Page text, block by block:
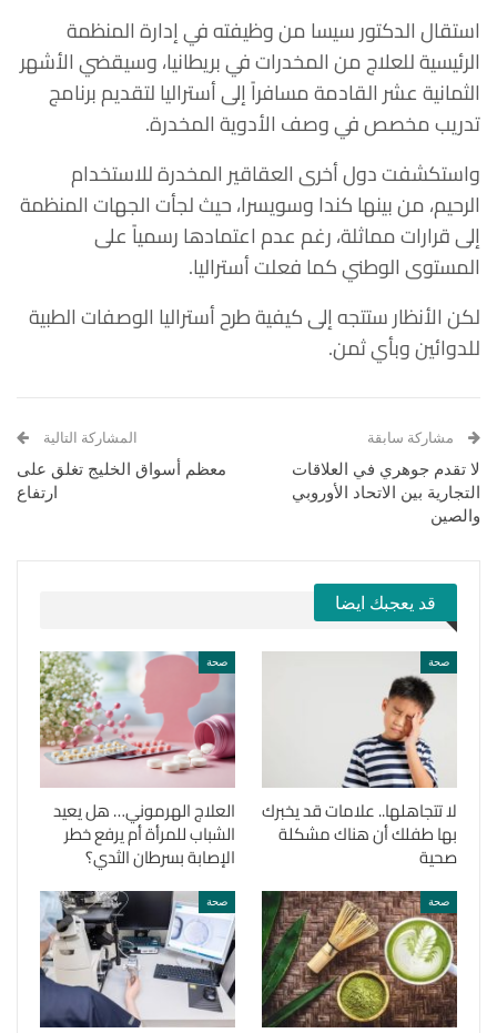
استقال الدكتور سيسا من وظيفته في إدارة المنظمة
الرئيسية للعلاج من المخدرات في بريطانيا، وسيقضي الأشهر
الثمانية عشر القادمة مسافراً إلى أستراليا لتقديم برنامج
تدريب مخصص في وصف الأدوية المخدرة.
واستكشفت دول أخرى العقاقير المخدرة للاستخدام
الرحيم، من بينها كندا وسويسرا، حيث لجأت الجهات المنظمة
إلى قرارات مماثلة، رغم عدم اعتمادها رسمياً على
المستوى الوطني كما فعلت أستراليا.
لكن الأنظار ستتجه إلى كيفية طرح أستراليا الوصفات الطبية
للدوائين وبأي ثمن.
مشاركة سابقة
لا تقدم جوهري في العلاقات
التجارية بين الاتحاد الأوروبي
والصين
المشاركة التالية
معظم أسواق الخليج تغلق على
ارتفاع
قد يعجبك ايضا
صحة
لا تتجاهلها.. علامات قد يخبرك
بها طفلك أن هناك مشكلة
صحية
صحة
العلاج الهرموني… هل يعيد
الشباب للمرأة أم يرفع خطر
الإصابة بسرطان الثدي؟
صحة صحة